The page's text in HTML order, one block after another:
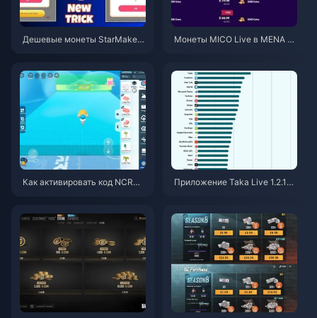
Дешевые монеты StarMaker
Монеты MICO Live в MENA по
Как активировать код NCRCK
Приложение Taka Live 1.2.11
6 года? Причины и способы р
ешения